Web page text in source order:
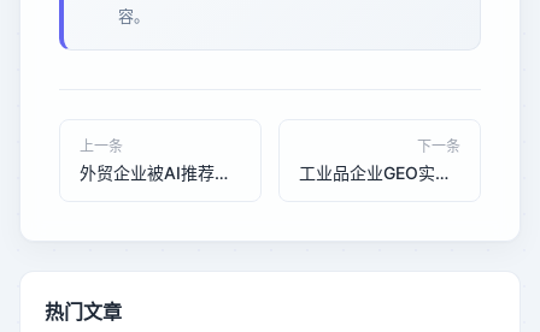
容。
上一条
外贸企业被AI推荐后订单翻4倍：跨境电商GEO优化的实操拆解
下一条
工业品企业GEO实战：一家机械厂如何让AI推荐占比做到45%
热门文章